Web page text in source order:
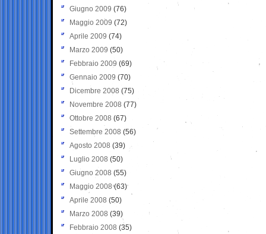
Giugno 2009 (76)
Maggio 2009 (72)
Aprile 2009 (74)
Marzo 2009 (50)
Febbraio 2009 (69)
Gennaio 2009 (70)
Dicembre 2008 (75)
Novembre 2008 (77)
Ottobre 2008 (67)
Settembre 2008 (56)
Agosto 2008 (39)
Luglio 2008 (50)
Giugno 2008 (55)
Maggio 2008(63)
Aprile 2008 (50)
Marzo 2008 (39)
Febbraio 2008 (35)